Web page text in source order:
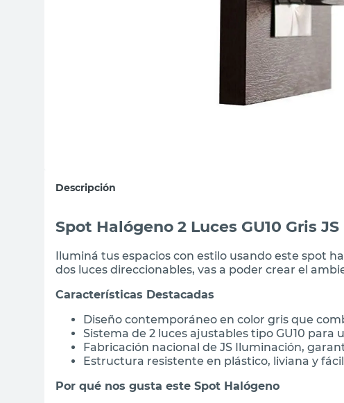
Descripción
Spot Halógeno 2 Luces GU10 Gris
Iluminá tus espacios con estilo usando este spot
dos luces direccionables, vas a poder crear el
Características Destacadas
Diseño contemporáneo en color gris que
Sistema de 2 luces ajustables tipo GU10 para
Fabricación nacional de JS Iluminación,
Estructura resistente en plástico, liviana y
Por qué nos gusta este Spot Halógeno